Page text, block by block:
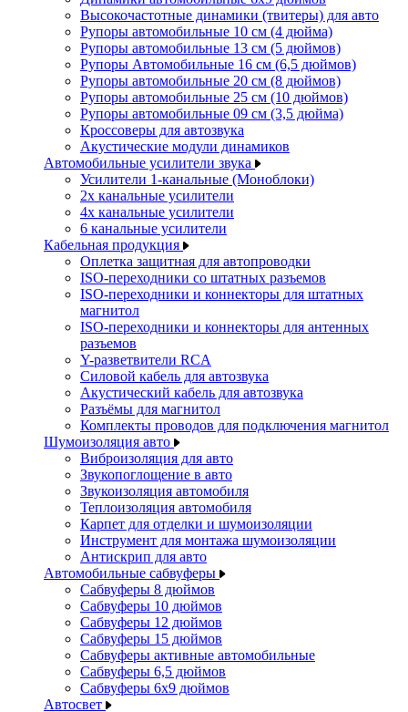
Высокочастотные динамики (твитеры) для авто
Рупоры автомобильные 10 см (4 дюйма)
Рупоры автомобильные 13 см (5 дюймов)
Рупоры Автомобильные 16 см (6,5 дюймов)
Рупоры автомобильные 20 см (8 дюймов)
Рупоры автомобильные 25 см (10 дюймов)
Рупоры автомобильные 09 см (3,5 дюйма)
Кроссоверы для автозвука
Акустические модули динамиков
Автомобильные усилители звука
Усилители 1-канальные (Моноблоки)
2х канальные усилители
4х канальные усилители
6 канальные усилители
Кабельная продукция
Оплетка защитная для автопроводки
ISO-переходники со штатных разъемов
ISO-переходники и коннекторы для штатных
магнитол
ISO-переходники и коннекторы для антенных
разъемов
Y-разветвители RCA
Силовой кабель для автозвука
Акустический кабель для автозвука
Разъёмы для магнитол
Комплекты проводов для подключения магнитол
Шумоизоляция авто
Виброизоляция для авто
Звукопоглощение в авто
Звукоизоляция автомобиля
Теплоизоляция автомобиля
Карпет для отделки и шумоизоляции
Инструмент для монтажа шумоизоляции
Антискрип для авто
Автомобильные сабвуферы
Сабвуферы 8 дюймов
Сабвуферы 10 дюймов
Сабвуферы 12 дюймов
Сабвуферы 15 дюймов
Сабвуферы активные автомобильные
Сабвуферы 6,5 дюймов
Сабвуферы 6x9 дюймов
Автосвет